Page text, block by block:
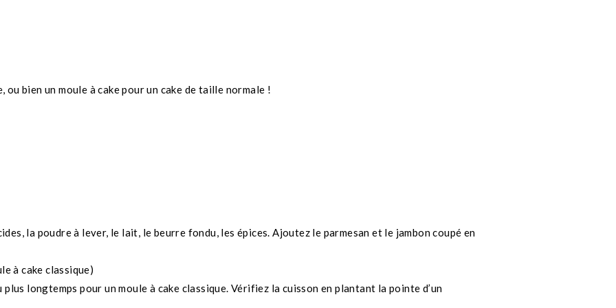
bien un moule à cake pour un cake de taille normale !
la poudre à lever, le lait, le beurre fondu, les épices. Ajoutez le parmesan et le jambon coupé en
à cake classique)
longtemps pour un moule à cake classique. Vérifiez la cuisson en plantant la pointe d’un